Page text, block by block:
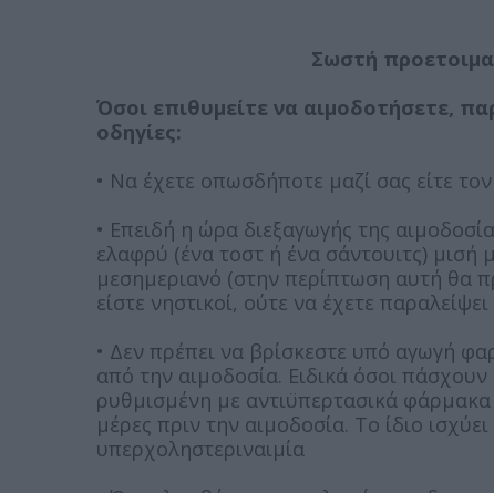
Σωστή
Όσοι επιθυμείτε να αιμοδοτήσετε,
οδηγίες:
• Να έχετε οπωσδήποτε μαζί σας είτε
• Επειδή η ώρα διεξαγωγής της
ελαφρύ (ένα τοστ ή ένα σάντουιτς) μισή
μεσημεριανό (στην περίπτωση αυτή θα
είστε νηστικοί, ούτε να έχετε
• Δεν πρέπει να βρίσκεστε υπό αγωγή
από την αιμοδοσία. Ειδικά όσοι
ρυθμισμένη με αντιϋπερτασικά
μέρες πριν την αιμοδοσία. Το ίδιο
υπερχοληστεριναιμία